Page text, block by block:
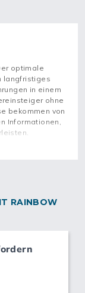
optimale
langfristiges
in einem
ohne
bekommen von
Informationen,
RAINBOW